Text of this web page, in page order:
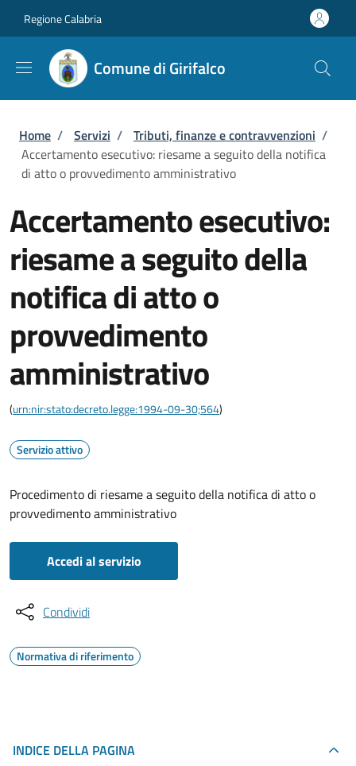
Regione Calabria
Comune di Girifalco
Briciole di pane
Home / Servizi / Tributi, finanze e contravvenzioni /
Accertamento esecutivo: riesame a seguito della notifica
di atto o provvedimento amministrativo
Accertamento esecutivo:
riesame a seguito della
notifica di atto o
provvedimento
amministrativo
(urn:nir:stato:decreto.legge:1994-09-30;564)
Servizio attivo
Procedimento di riesame a seguito della notifica di atto o
provvedimento amministrativo
Accedi al servizio
Condividi
Normativa di riferimento
INDICE DELLA PAGINA